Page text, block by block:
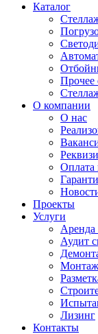
Каталог
Прочее
О компании
О нас
Оплата
Проекты
Услуги
Аренда
Аудит
Монтаж
Лизинг
Контакты